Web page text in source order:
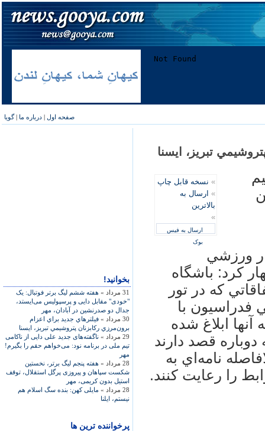
صفحه اول | درباره ما |گویا
بخوانید!
31 مرداد »
هفته ششم ليگ برتر فوتبال: يک
"خودی" مقابل دايی و پرسپوليس می‌ايستد،
جدال دو صدرنشين در آبادان، مهر
30 مرداد »
فيلترهاي جديد براي اعزام
برون‌مرزي ركابزنان پتروشيمي تبريز، ايسنا
29 مرداد »
ناگفته‌های جديد علی دايی از ناکامی
تيم ملی در برنامه نود: می‌خواهم حقم را بگيرم!
مهر
28 مرداد »
هفته پنجم ليگ برتر، نخستين
شکست سپاهان و پيروزی پرگل استقلال، توقف
استيل بدون کريمی، مهر
28 مرداد »
مايلی کهن: بنده سگ اسلام هم
نيستم، ايلنا
پرخواننده ترین ها
تبريز، ايسنا
» نسخه قابل چاپ
» ارسال به
بالاترین
»
ارسال به فیس
بوک
ورزشي
كرد: باشگاه
كه در تور
فدراسيون با
ابلاغ شده
قصد دارند
نامه‌اي به
را رعايت كنند.